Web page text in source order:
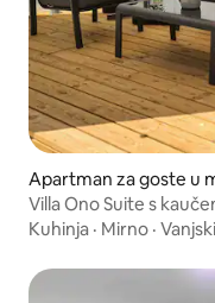
Apartman za goste u
Villa Ono Suite s
Kuhinja · Mirno ·